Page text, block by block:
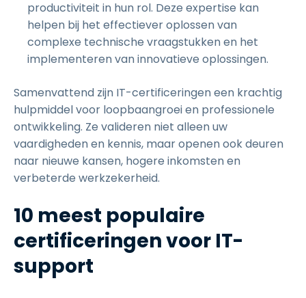
productiviteit in hun rol. Deze expertise kan
helpen bij het effectiever oplossen van
complexe technische vraagstukken en het
implementeren van innovatieve oplossingen.
Samenvattend zijn IT-certificeringen een krachtig
hulpmiddel voor loopbaangroei en professionele
ontwikkeling. Ze valideren niet alleen uw
vaardigheden en kennis, maar openen ook deuren
naar nieuwe kansen, hogere inkomsten en
verbeterde werkzekerheid.
10 meest populaire
certificeringen voor IT-
support